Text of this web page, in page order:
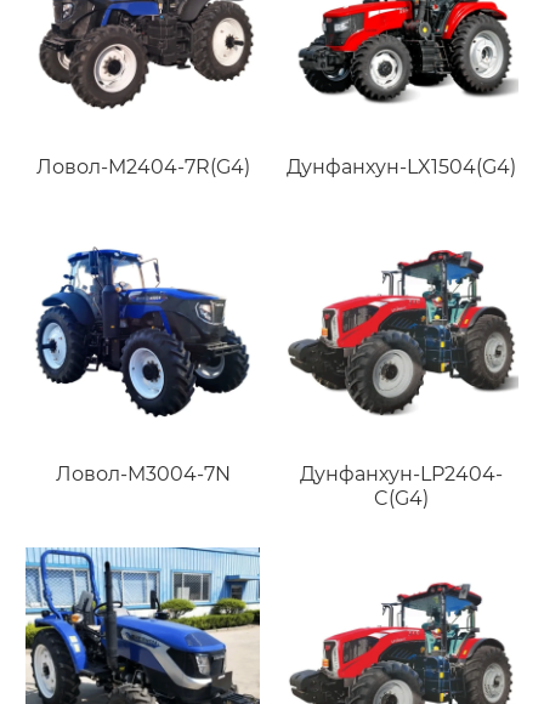
Ловол-M2404-7R(G4) Дунфанхун-LX1504(G4)
Ловол-M3004-7N
Дунфанхун-LP2404-
C(G4)